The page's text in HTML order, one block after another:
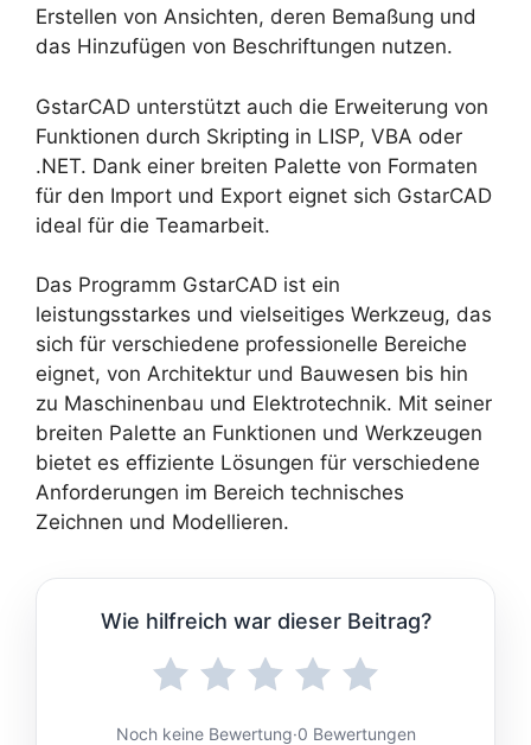
Erstellen von Ansichten, deren Bemaßung und
das Hinzufügen von Beschriftungen nutzen.
GstarCAD unterstützt auch die Erweiterung von
Funktionen durch Skripting in LISP, VBA oder
.NET. Dank einer breiten Palette von Formaten
für den Import und Export eignet sich GstarCAD
ideal für die Teamarbeit.
Das Programm GstarCAD ist ein
leistungsstarkes und vielseitiges Werkzeug, das
sich für verschiedene professionelle Bereiche
eignet, von Architektur und Bauwesen bis hin
zu Maschinenbau und Elektrotechnik. Mit seiner
breiten Palette an Funktionen und Werkzeugen
bietet es effiziente Lösungen für verschiedene
Anforderungen im Bereich technisches
Zeichnen und Modellieren.
Wie hilfreich war dieser Beitrag?
Noch keine Bewertung·0 Bewertungen